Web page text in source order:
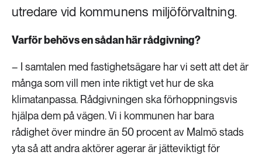
utredare vid kommunens miljöförvaltning.
Varför behövs en sådan här rådgivning?
– I samtalen med fastighetsägare har vi sett att det är
många som vill men inte riktigt vet hur de ska
klimatanpassa. Rådgivningen ska förhoppningsvis
hjälpa dem på vägen. Vi i kommunen har bara
rådighet över mindre än 50 procent av Malmö stads
yta så att andra aktörer agerar är jätteviktigt för